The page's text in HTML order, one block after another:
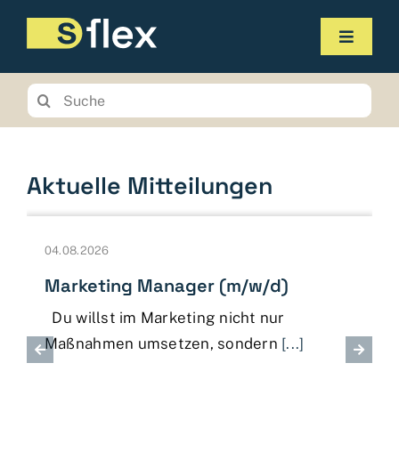
Produkte
Service
Kontakt
Online-Shop
Suchen
Sie
Aktuelle Mitteilungen
04.08.2026
Marketing Manager (m/w/d)
Du willst im Marketing nicht nur
Maßnahmen umsetzen, sondern [...]